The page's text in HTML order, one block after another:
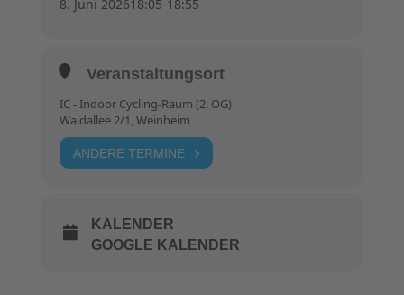
8. Juni 202618:05-18:55
Veranstaltungsort
IC - Indoor Cycling-Raum (2. OG)
Waidallee 2/1, Weinheim
ANDERE TERMINE
KALENDER
GOOGLE KALENDER